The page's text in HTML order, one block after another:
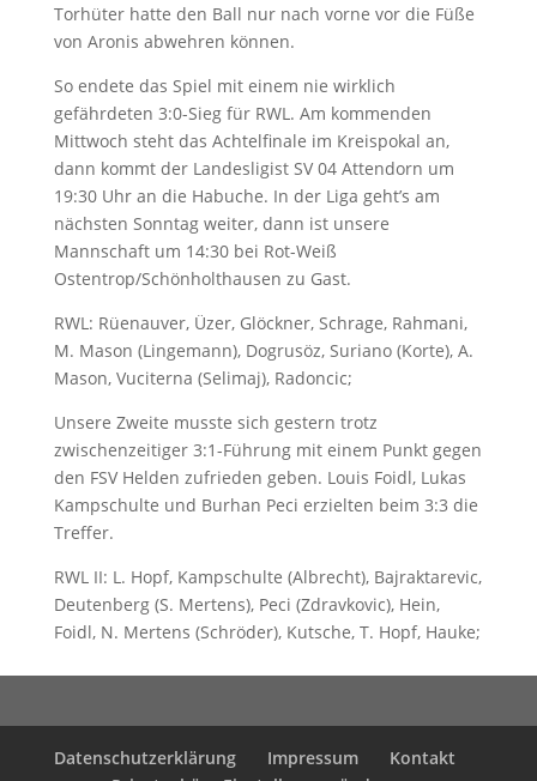
Torhüter hatte den Ball nur nach vorne vor die Füße
von Aronis abwehren können.
So endete das Spiel mit einem nie wirklich
gefährdeten 3:0-Sieg für RWL. Am kommenden
Mittwoch steht das Achtelfinale im Kreispokal an,
dann kommt der Landesligist SV 04 Attendorn um
19:30 Uhr an die Habuche. In der Liga geht’s am
nächsten Sonntag weiter, dann ist unsere
Mannschaft um 14:30 bei Rot-Weiß
Ostentrop/Schönholthausen zu Gast.
RWL: Rüenauver, Üzer, Glöckner, Schrage, Rahmani,
M. Mason (Lingemann), Dogrusöz, Suriano (Korte), A.
Mason, Vuciterna (Selimaj), Radoncic;
Unsere Zweite musste sich gestern trotz
zwischenzeitiger 3:1-Führung mit einem Punkt gegen
den FSV Helden zufrieden geben. Louis Foidl, Lukas
Kampschulte und Burhan Peci erzielten beim 3:3 die
Treffer.
RWL II: L. Hopf, Kampschulte (Albrecht), Bajraktarevic,
Deutenberg (S. Mertens), Peci (Zdravkovic), Hein,
Foidl, N. Mertens (Schröder), Kutsche, T. Hopf, Hauke;
Datenschutzerklärung Impressum
Kontakt